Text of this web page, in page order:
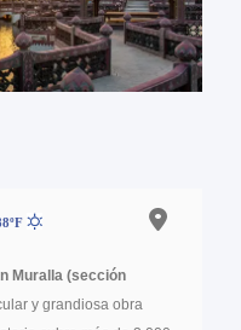
Muralla (sección
y grandiosa obra